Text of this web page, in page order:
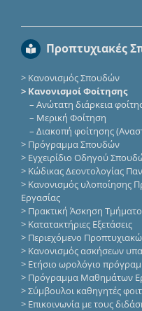
Προπτυχιακές
> Κανονισμός Σπουδών
> Κανονισμοί Φοίτησης
– Ανώτατη διάρκεια
– Μερική Φοίτηση
– Διακοπή φοίτησης
> Πρόγραμμα Σπουδών
> Εγχειρίδιο Οδηγού
> Κώδικας Δεοντολογίας
> Κανονισμός υλοποίησης
Εργασίας
> Πρακτική Άσκηση
> Κατατακτήριες Eξετάσεις
> Περιεχόμενο
> Κανονισμός ασκήσεων
> Ετήσιο ωρολόγιο
> Πρόγραμμα Μαθημάτων
>Σύμβουλοι καθηγητές
> Επικοινωνία με τους